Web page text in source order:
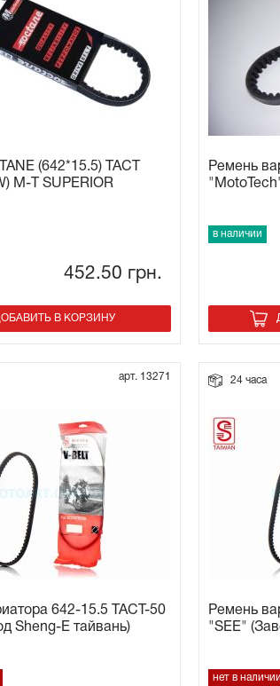
(642*15.5) TACT
M-T SUPERIOR
452.50 грн.
В КОРЗИНУ
Ремень
в наличии
арт. 13271
642-15.5 TACT-50
Sheng-E тайвань)
24 часа
Ремень
"SEE"
нет в наличии